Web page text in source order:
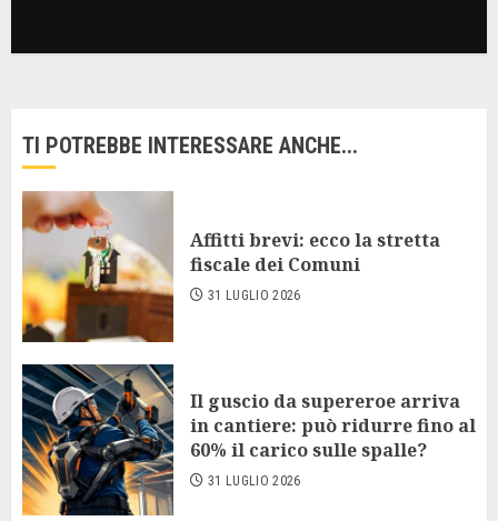
TI POTREBBE INTERESSARE ANCHE...
Affitti brevi: ecco la stretta
fiscale dei Comuni
31 LUGLIO 2026
Il guscio da supereroe arriva
in cantiere: può ridurre fino al
60% il carico sulle spalle?
31 LUGLIO 2026